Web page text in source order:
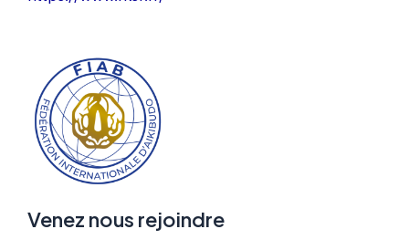
Venez nous rejoindre